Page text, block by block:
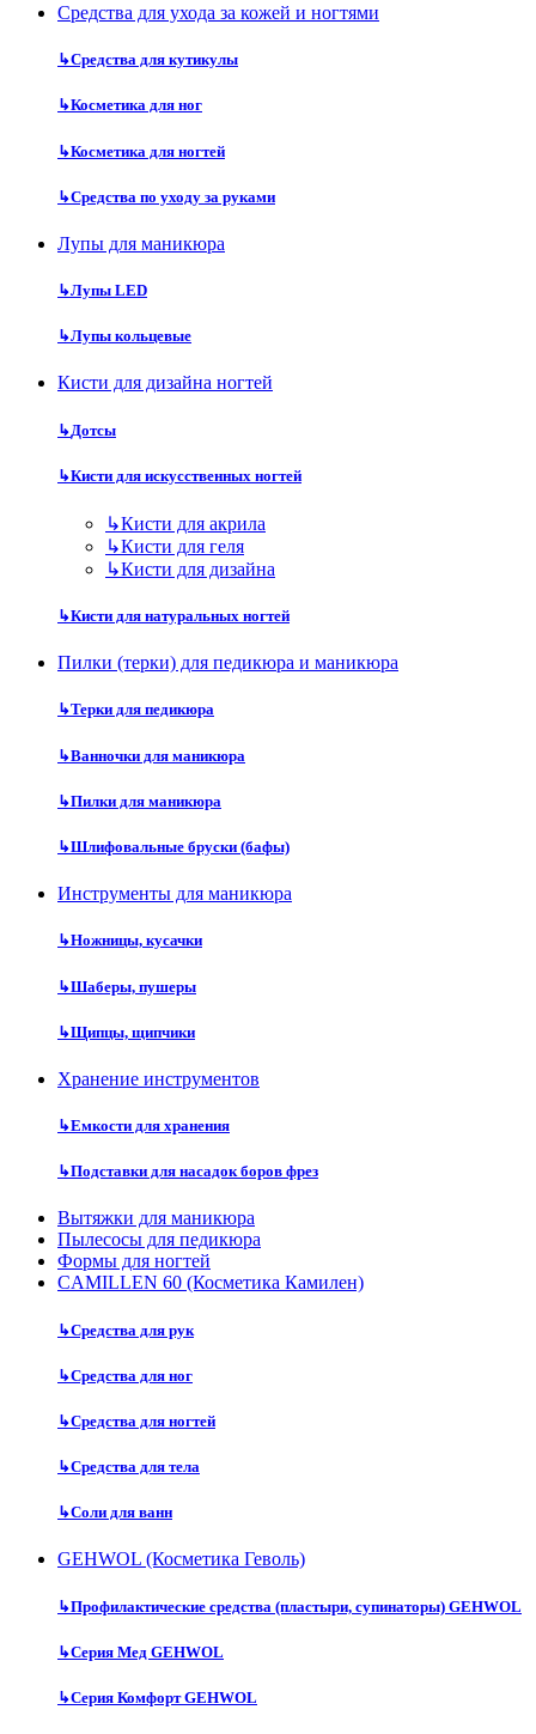
Средства для ухода за кожей и ногтями
↳Средства для кутикулы
↳Косметика для ног
↳Косметика для ногтей
↳Средства по уходу за руками
Лупы для маникюра
↳Лупы LED
↳Лупы кольцевые
Кисти для дизайна ногтей
↳Дотсы
↳Кисти для искусственных ногтей
↳Кисти для акрила
↳Кисти для геля
↳Кисти для дизайна
↳Кисти для натуральных ногтей
Пилки (терки) для педикюра и маникюра
↳Терки для педикюра
↳Ванночки для маникюра
↳Пилки для маникюра
↳Шлифовальные бруски (бафы)
Инструменты для маникюра
↳Ножницы, кусачки
↳Шаберы, пушеры
↳Щипцы, щипчики
Хранение инструментов
↳Емкости для хранения
↳Подставки для насадок боров фрез
Вытяжки для маникюра
Пылесосы для педикюра
Формы для ногтей
CAMILLEN 60 (Косметика Камилен)
↳Средства для рук
↳Средства для ног
↳Средства для ногтей
↳Средства для тела
↳Соли для ванн
GEHWOL (Косметика Геволь)
↳Профилактические средства (пластыри, супинаторы) GEHWOL
↳Серия Мед GEHWOL
↳Серия Комфорт GEHWOL